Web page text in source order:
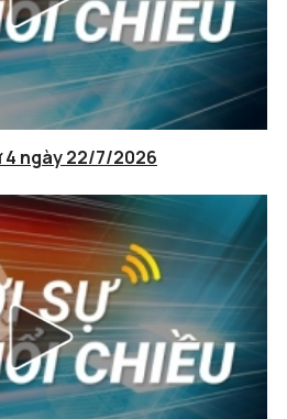
4 ngày 22/7/2026